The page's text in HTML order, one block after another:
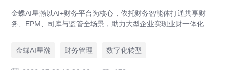
金蝶AI星瀚以AI+财务平台为核心，依托财务智能体打通共享财
务、EPM、司库与监管全场景，助力大型企业实现业财一体化与
金蝶AI星瀚 财务管理 数字化转型